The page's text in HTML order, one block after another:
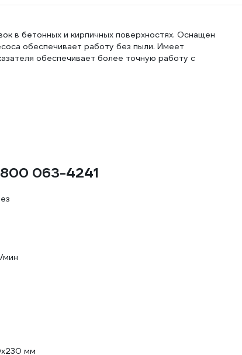
в бетонных и кирпичных поверхностях. Оснащен
обеспечивает работу без пыли. Имеет
обеспечивает более точную работу с
063-4241
мм